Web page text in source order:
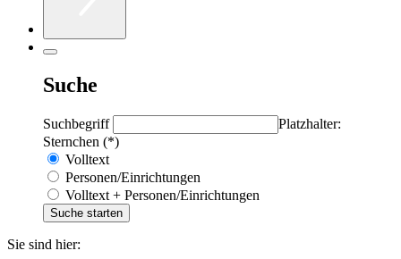
Suche
Suchbegriff
Platzhalter:
Sternchen (*)
Volltext
Personen/Einrichtungen
Volltext + Personen/Einrichtungen
Sie sind hier: